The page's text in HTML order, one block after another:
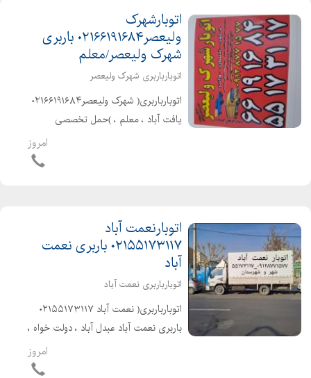
اتوبارشهرک
ولیعصر۰۲۱۶۶۱۹۱۶۸۴ باربری
شهرک ولیعصر/معلم
اتوبارباربری شهرک ولیعصر
اتوبارباربری( شهرک ولیعصر۰۲۱۶۶۱۹۱۶۸۴
یافت آباد ، معلم ، )حمل تخصصی
بارواثاثیه منزل . ادارات . شرکتها شهر و
شهرستان با کارگران مخصوص اثاث کشی
امروز
اتوبارنعمت آباد
۰۲۱۵۵۱۷۳۱۱۷ باربری نعمت
آباد
اتوبارباربری نعمت آباد
اتوبارباربری( نعمت آباد ۰۲۱۵۵۱۷۳۱۱۷
باربری نعمت آباد عبدل آباد ، دولت خواه ،
پاسگاه )حمل تخصصی بارواثاثیه منزل .
ادارات . شرکتها شهر و شهرستان با کارگران
امروز